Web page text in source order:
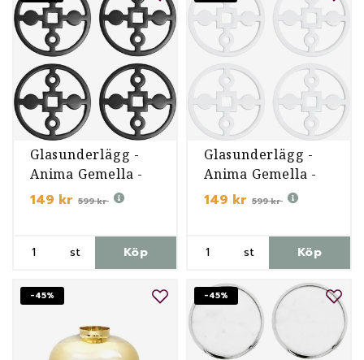
Glasunderlägg -
Anima Gemella -
Svart
149 kr 599 kr
st Köp
Glasunderlägg -
Anima Gemella -
Vit
149 kr 599 kr
st Köp
-45% -45%